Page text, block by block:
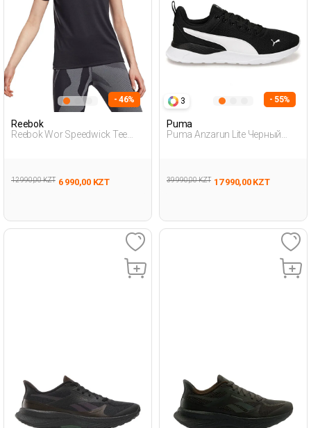
- 46%
Reebok
Reebok Wor Speedwick Tee
12 990,00 KZT 6 990,00 KZT
3 - 55%
Puma
Puma Anzarun Lite Черный
39 990,00 KZT 17 990,00 KZT